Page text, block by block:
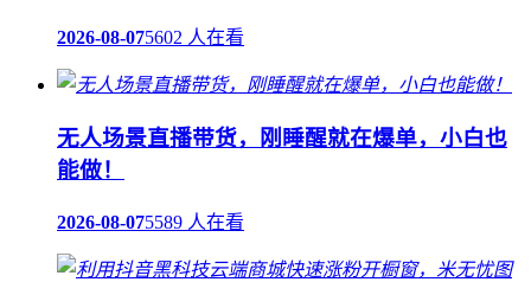
2026-08-075602 人在看
无人场景直播带货，刚睡醒就在爆单，小白也
能做！
2026-08-075589 人在看